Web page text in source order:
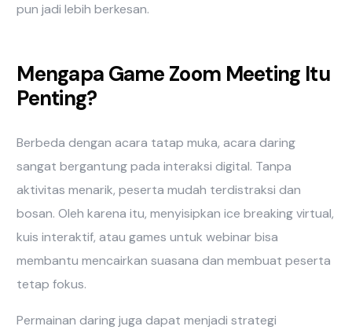
pun jadi lebih berkesan.
Mengapa Game Zoom Meeting Itu
Penting?
Berbeda dengan acara tatap muka, acara daring
sangat bergantung pada interaksi digital. Tanpa
aktivitas menarik, peserta mudah terdistraksi dan
bosan. Oleh karena itu, menyisipkan ice breaking virtual,
kuis interaktif, atau games untuk webinar bisa
membantu mencairkan suasana dan membuat peserta
tetap fokus.
Permainan daring juga dapat menjadi strategi